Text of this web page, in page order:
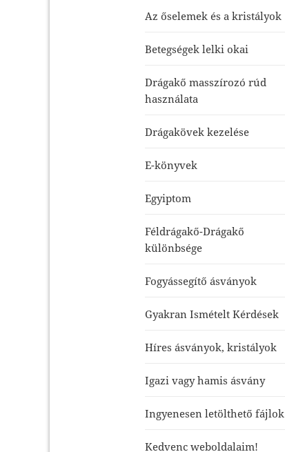
Az őselemek és a kristályok
Betegségek lelki okai
Drágakő masszírozó rúd
használata
Drágakövek kezelése
E-könyvek
Egyiptom
Féldrágakő-Drágakő
különbsége
Fogyássegítő ásványok
Gyakran Ismételt Kérdések
Híres ásványok, kristályok
Igazi vagy hamis ásvány
Ingyenesen letölthető fájlok
Kedvenc weboldalaim!